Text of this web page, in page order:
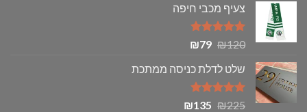
היה:
₪99.
הוא:
₪39.
צעיף מכבי חיפה
דורג5.00₪120
המחיר
היה:
₪120.
₪79
המחיר
הוא:
₪79.
שלט לדלת כניסה ממתכת
דורג5.00₪225
המחיר
₪135
המחיר